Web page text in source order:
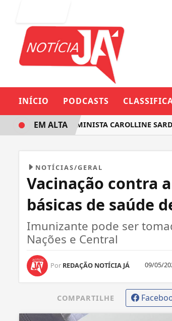
INÍCIO PODCASTS
DEPUTADA FEMINISTA CAROLLINE SARDÁ
EM ALTA
NOTÍCIAS/GERAL
Vacinação contra
básicas de saúde
Imunizante pode ser
Nações e Central
Por REDAÇÃO NOTÍCIA JÁ 09/05/
COMPARTILHE